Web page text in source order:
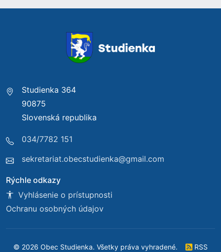
Studienka 364
90875
Slovenská republika
034/7782 151
sekretariat.obecstudienka@gmail.com
Rýchle odkazy
Vyhlásenie o prístupnosti
Ochranu osobných údajov
© 2026 Obec Studienka. Všetky práva vyhradené. RSS